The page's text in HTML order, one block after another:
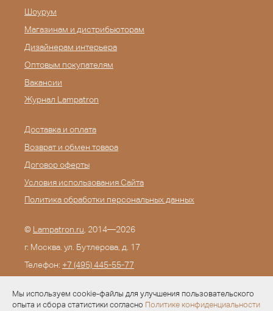
Мы используем cookie-файлы для улучшения пользовательского
опыта и сбора статистики согласно Политике конфиденциальности
Шоурум
Магазинам и дистрибьюторам
Дизайнерам интерьера
Оптовым покупателям
Вакансии
Журнал Lampatron
Доставка и оплата
Возврат и обмен товара
Договор оферты
Условия использования Сайта
Политика обработки персональных данных
© Lampatron.ru, 2014—2026
г. Москва. ул. Бутлерова, д. 17
Телефон: +7 (495) 445-55-77